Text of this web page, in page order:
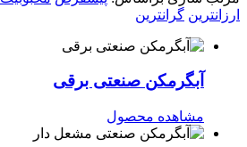
ارزانترین گرانترین
آبگرمکن صنعتی برقی
مشاهده محصول